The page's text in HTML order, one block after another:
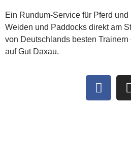
Ein Rundum-Service für Pferd
Weiden und Paddocks direkt am
von Deutschlands besten
auf Gut Daxau.